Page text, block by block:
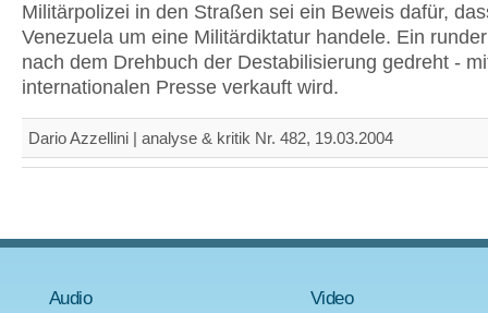
Militärpolizei in den Straßen sei ein Beweis dafür,
Venezuela um eine Militärdiktatur handele. Ein
nach dem Drehbuch der Destabilisierung gedreht -
internationalen Presse verkauft wird.
Dario Azzellini | analyse & kritik Nr. 482, 19.03.2004
Audio Video